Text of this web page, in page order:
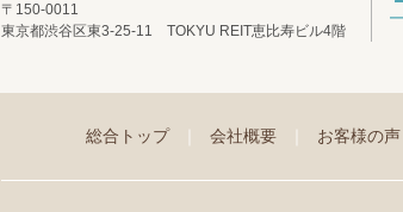
〒150-0011
東京都渋谷区東3-25-11 TOKYU REIT恵比寿ビル4階
総合トップ 会社概要 お客様の声